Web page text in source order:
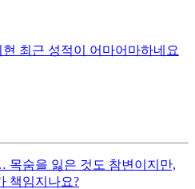
최근 성적이 어마어마하네요
목숨을 잃은 것도 참변이지만,
책임지나요?